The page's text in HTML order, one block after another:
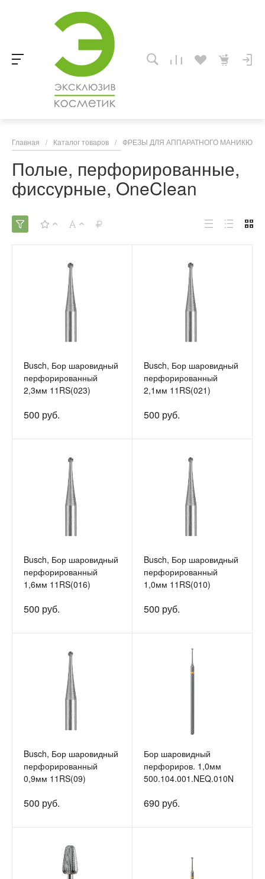
Главная / Каталог товаров / ФРЕЗЫ ДЛЯ АППАРАТНОГО
Полые, перфорированные,
фиссурные, OneClean
Busch, Бор шаровидный
перфорированный
2,3мм 11RS(023)
500 руб.
Busch, Бор шаровидный
перфорированный
2,1мм 11RS(021)
500 руб.
Busch, Бор шаровидный
перфорированный
1,6мм 11RS(016)
500 руб.
Busch, Бор шаровидный
перфорированный
1,0мм 11RS(010)
500 руб.
Busch, Бор шаровидный
перфорированный
0,9мм 11RS(09)
500 руб.
Бор шаровидный
перфориров. 1,0мм
500.104.001.NEQ.010N
690 руб.